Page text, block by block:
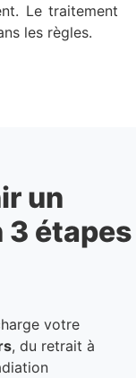
Le traitement
les règles.
un
3 étapes
votre
, du retrait à